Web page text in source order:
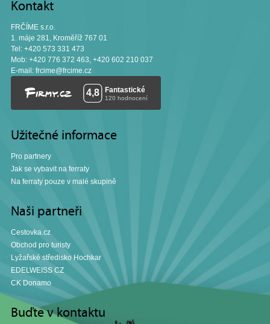
Kontakt
FRČÍME s.r.o.
1. máje 281, Kroměříž 767 01
Tel: +420 573 331 473
Mob: +420 776 372 463, +420 602 210 037
E-mail: frcime@frcime.cz
Užitečné informace
Pro partnery
Jak se vybavit na ferraty
Na ferraty pouze v malé skupině
Naši partneři
Cestovka.cz
Obchod pro turisty
Lyžařské středisko Hochkar
EDELWEISS CZ
CK Donamo
Buďte v kontaktu